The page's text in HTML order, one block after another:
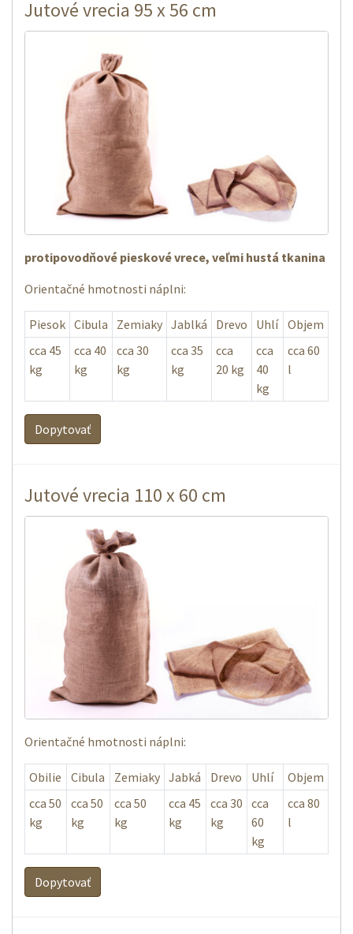
Jutové vrecia 95 x 56 cm
protipovodňové pieskové vrece, veľmi hustá tkanina
Orientačné hmotnosti náplni:
Piesok Cibula Zemiaky Jablká Drevo Uhlí
Objem
cca 45
kg
cca 40
kg
cca 30
kg
cca 35
kg
cca
20 kg
cca
40
kg
cca 60
l
Dopytovať
Jutové vrecia 110 x 60 cm
Orientačné hmotnosti náplni:
Obilie Cibula Zemiaky Jabká Drevo Uhlí
Objem
cca 50
kg
cca 50
kg
cca 50
kg
cca 45
kg
cca 30
kg
cca
60
kg
cca 80
l
Dopytovať